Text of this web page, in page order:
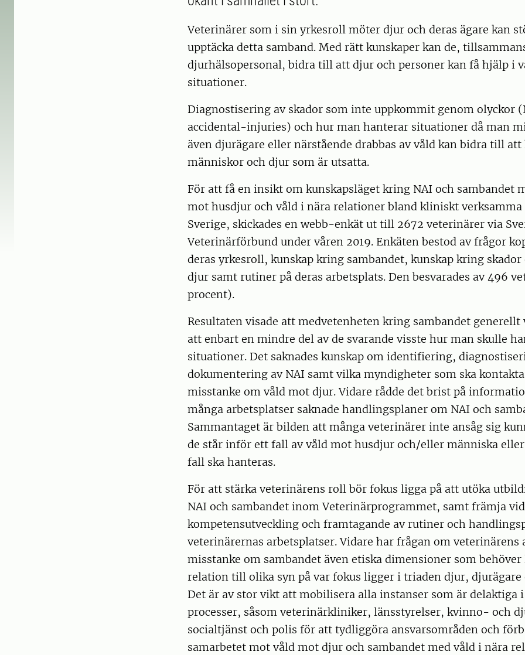
Veterinärer som i sin yrkesroll möter djur och deras ägare kan
upptäcka detta samband. Med rätt kunskaper kan de,
djurhälsopersonal, bidra till att djur och personer kan få hjälp i
situationer.
Diagnostisering av skador som inte uppkommit genom olyckor
accidental-injuries) och hur man hanterar situationer då man
även djurägare eller närstående drabbas av våld kan bidra till att
människor och djur som är utsatta.
För att få en insikt om kunskapsläget kring NAI och sambandet
mot husdjur och våld i nära relationer bland kliniskt
Sverige, skickades en webb-enkät ut till 2672 veterinärer via
Veterinärförbund under våren 2019. Enkäten bestod av frågor
deras yrkesroll, kunskap kring sambandet, kunskap kring
djur samt rutiner på deras arbetsplats. Den besvarades av 496
procent).
Resultaten visade att medvetenheten kring sambandet generellt
att enbart en mindre del av de svarande visste hur man skulle
situationer. Det saknades kunskap om identifiering,
dokumentering av NAI samt vilka myndigheter som ska
misstanke om våld mot djur. Vidare rådde det brist på
många arbetsplatser saknade handlingsplaner om NAI och
Sammantaget är bilden att många veterinärer inte ansåg sig
de står inför ett fall av våld mot husdjur och/eller människa
fall ska hanteras.
För att stärka veterinärens roll bör fokus ligga på att utöka
NAI och sambandet inom Veterinärprogrammet, samt främja
kompetensutveckling och framtagande av rutiner och
veterinärernas arbetsplatser. Vidare har frågan om veterinärens
misstanke om sambandet även etiska dimensioner som
relation till olika syn på var fokus ligger i triaden djur, djurägare
Det är av stor vikt att mobilisera alla instanser som är delaktiga i
processer, såsom veterinärkliniker, länsstyrelser, kvinno- och
socialtjänst och polis för att tydliggöra ansvarsområden och
samarbetet mot våld mot djur och sambandet med våld i nära